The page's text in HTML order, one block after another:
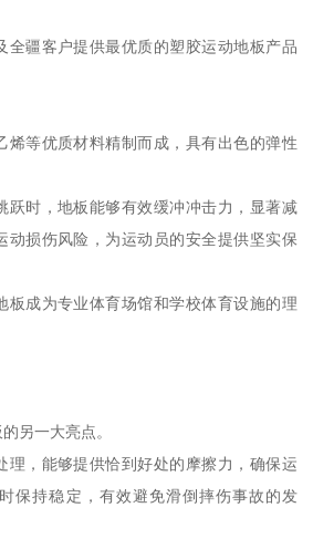
全疆客户提供最优质的塑胶运动地板产品
烯等优质材料精制而成，具有出色的弹性
跃时，地板能够有效缓冲冲击力，显著减
动损伤风险，为运动员的安全提供坚实保
板成为专业体育场馆和学校体育设施的理
另一大亮点。
理，能够提供恰到好处的摩擦力，确保运
保持稳定，有效避免滑倒摔伤事故的发